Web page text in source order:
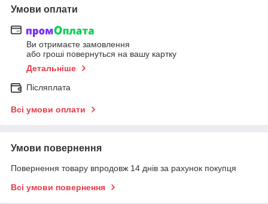
Умови оплати
Ви отримаєте замовлення
або гроші повернуться на вашу картку
Детальніше
Післяплата
Всі умови оплати
Умови повернення
Повернення товару впродовж 14 днів за рахунок покупця
Всі умови повернення